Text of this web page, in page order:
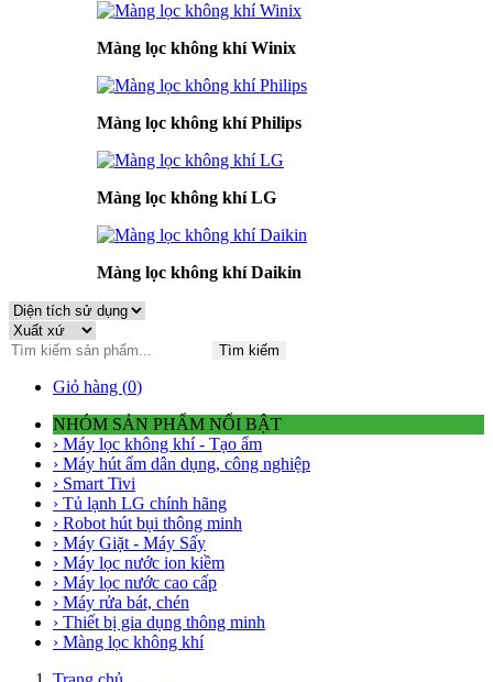
Màng lọc không khí Winix
Màng lọc không khí Philips
Màng lọc không khí LG
Màng lọc không khí Daikin
Tìm kiếm
Giỏ hàng (0)
NHÓM SẢN PHẨM NỔI BẬT
› Máy lọc không khí - Tạo ẩm
› Máy hút ẩm dân dụng, công nghiệp
› Smart Tivi
› Tủ lạnh LG chính hãng
› Robot hút bụi thông minh
› Máy Giặt - Máy Sấy
› Máy lọc nước ion kiềm
› Máy lọc nước cao cấp
› Máy rửa bát, chén
› Thiết bị gia dụng thông minh
› Màng lọc không khí